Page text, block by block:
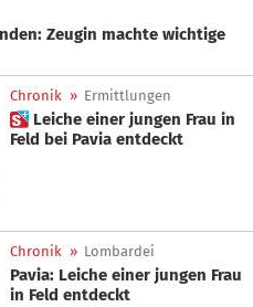
Chronik » Ermittlungen
 Leiche einer jungen Frau in
Feld bei Pavia entdeckt
Chronik » Lombardei
Pavia: Leiche einer jungen Frau
in Feld entdeckt